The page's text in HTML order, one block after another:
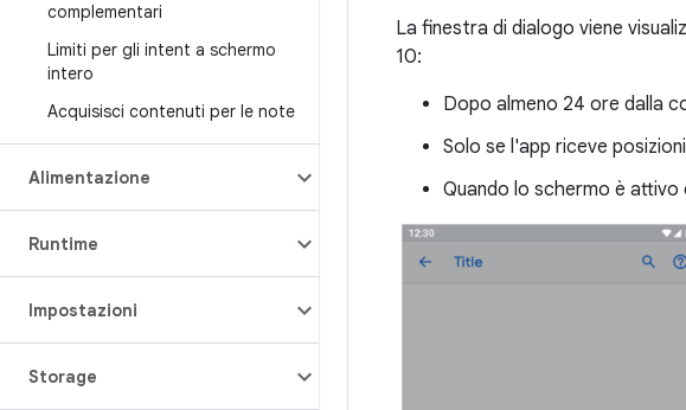
complementari
Limiti per gli intent a schermo
intero
Acquisisci contenuti per le note
Alimentazione
Runtime
Impostazioni
Storage
La finestra di dialogo viene
10:
Dopo almeno 24 ore dalla
Solo se l'app riceve
Quando lo schermo è